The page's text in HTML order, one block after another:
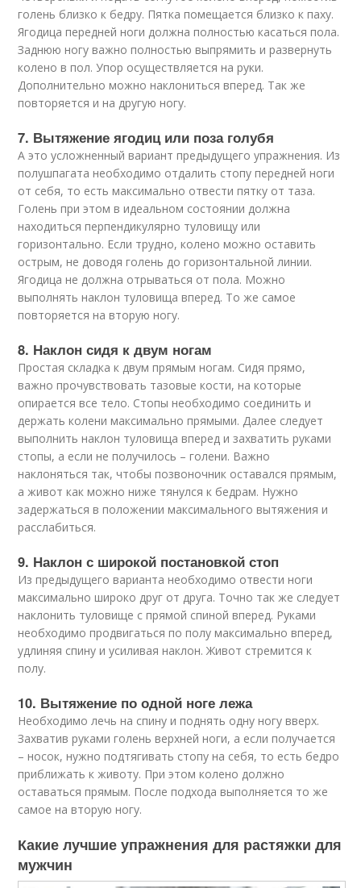
голень близко к бедру. Пятка помещается близко к паху.
Ягодица передней ноги должна полностью касаться пола.
Заднюю ногу важно полностью выпрямить и развернуть
колено в пол. Упор осуществляется на руки.
Дополнительно можно наклониться вперед. Так же
повторяется и на другую ногу.
7. Вытяжение ягодиц или поза голубя
А это усложненный вариант предыдущего упражнения. Из
полушпагата необходимо отдалить стопу передней ноги
от себя, то есть максимально отвести пятку от таза.
Голень при этом в идеальном состоянии должна
находиться перпендикулярно туловищу или
горизонтально. Если трудно, колено можно оставить
острым, не доводя голень до горизонтальной линии.
Ягодица не должна отрываться от пола. Можно
выполнять наклон туловища вперед. То же самое
повторяется на вторую ногу.
8. Наклон сидя к двум ногам
Простая складка к двум прямым ногам. Сидя прямо,
важно прочувствовать тазовые кости, на которые
опирается все тело. Стопы необходимо соединить и
держать колени максимально прямыми. Далее следует
выполнить наклон туловища вперед и захватить руками
стопы, а если не получилось – голени. Важно
наклоняться так, чтобы позвоночник оставался прямым,
а живот как можно ниже тянулся к бедрам. Нужно
задержаться в положении максимального вытяжения и
расслабиться.
9. Наклон с широкой постановкой стоп
Из предыдущего варианта необходимо отвести ноги
максимально широко друг от друга. Точно так же следует
наклонить туловище с прямой спиной вперед. Руками
необходимо продвигаться по полу максимально вперед,
удлиняя спину и усиливая наклон. Живот стремится к
полу.
10. Вытяжение по одной ноге лежа
Необходимо лечь на спину и поднять одну ногу вверх.
Захватив руками голень верхней ноги, а если получается
– носок, нужно подтягивать стопу на себя, то есть бедро
приближать к животу. При этом колено должно
оставаться прямым. После подхода выполняется то же
самое на вторую ногу.
Какие лучшие упражнения для растяжки для
мужчин